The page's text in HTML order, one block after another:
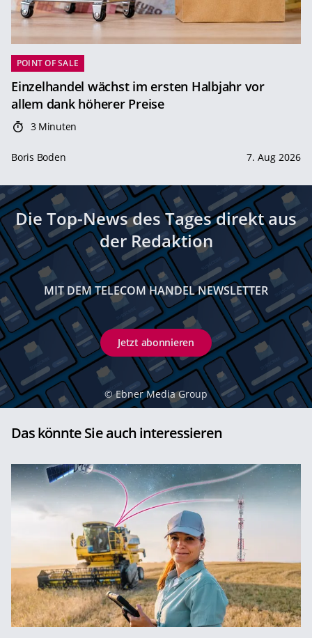
POINT OF SALE
Einzelhandel wächst im ersten Halbjahr vor
allem dank höherer Preise
3 Minuten
Boris Boden 7. Aug 2026
Die Top-News des Tages direkt aus
der Redaktion
MIT DEM TELECOM HANDEL NEWSLETTER
Jetzt abonnieren
© Ebner Media Group
Das könnte Sie auch interessieren